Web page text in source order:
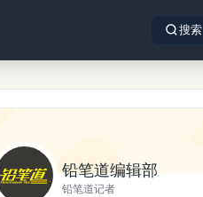
搜索
铅笔道编辑部
铅笔道记者